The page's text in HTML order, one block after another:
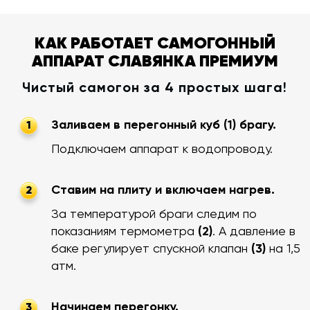
КАК РАБОТАЕТ САМОГОННЫЙ
АППАРАТ СЛАВЯНКА ПРЕМИУМ
Чистый самогон за 4 простых шага!
1
Заливаем в перегонный куб (1) брагу.
Подключаем аппарат к водопроводу.
2
Ставим на плиту и включаем нагрев.
За температурой браги следим по
показаниям термометра (2). А давление в
баке регулирует спускной клапан (3) на 1,5
атм.
Начинаем перегонку.